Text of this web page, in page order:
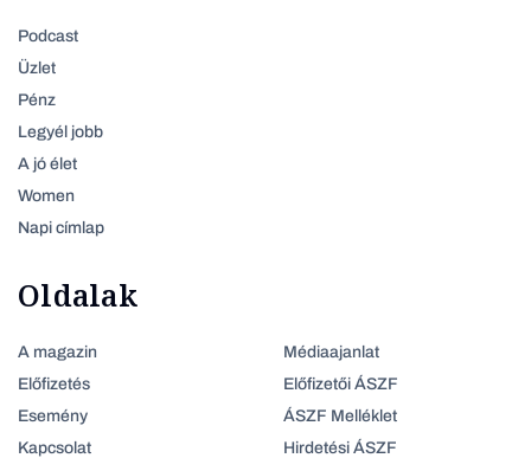
Podcast
Üzlet
Pénz
Legyél jobb
A jó élet
Women
Napi címlap
Oldalak
A magazin
Előfizetés
Esemény
Kapcsolat
Médiaajanlat
Előfizetői ÁSZF
ÁSZF Melléklet
Hirdetési ÁSZF